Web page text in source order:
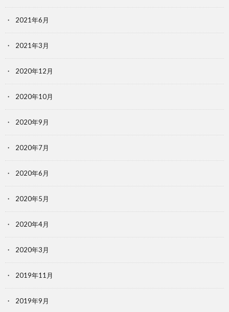
2021年6月
2021年3月
2020年12月
2020年10月
2020年9月
2020年7月
2020年6月
2020年5月
2020年4月
2020年3月
2019年11月
2019年9月